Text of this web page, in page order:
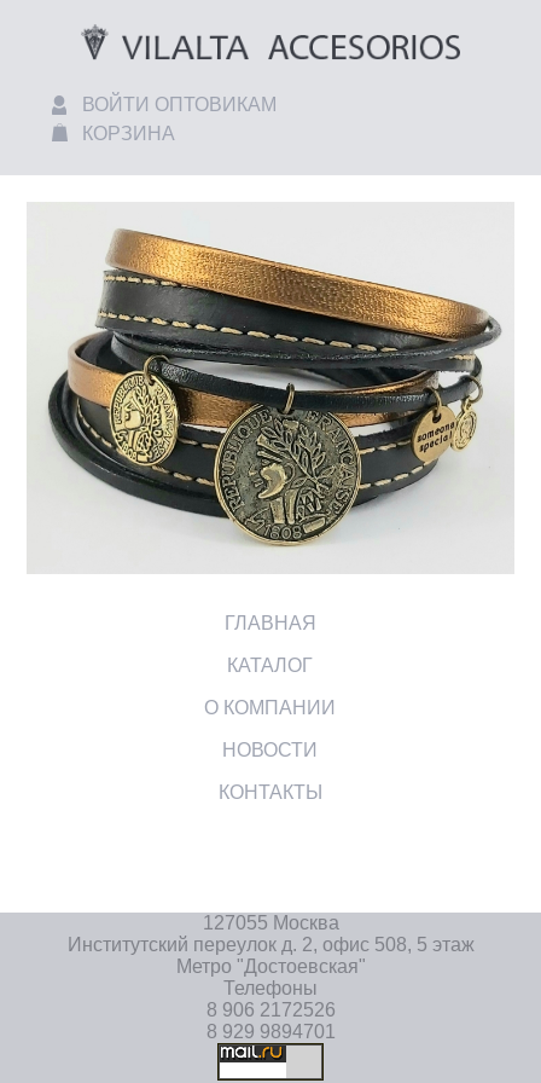
ВОЙТИ ОПТОВИКАМ
КОРЗИНА
ГЛАВНАЯ
КАТАЛОГ
О КОМПАНИИ
НОВОСТИ
КОНТАКТЫ
127055 Москва
Институтский переулок д. 2, офис 508, 5 этаж
Метро "Достоевская"
Телефоны
8 906 2172526
8 929 9894701